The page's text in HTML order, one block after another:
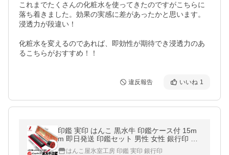
これまでたくさんの化粧水を使ってきたのですがこちらに
落ち着きました。効果の実感に差があったかと思います。
浸透力が段違い！
化粧水を変えるのであれば、即効性が期待でき浸透力のあ
るこちらがおすすめ！！
違反報告 いいね 1
印鑑 実印 はんこ 黒水牛 印鑑ケース付 15m
m 即日発送 印鑑セット 男性 女性 銀行印 夫
婦 早い 印鑑作成
はんこ屋氷室工房 印鑑 実印 銀行印